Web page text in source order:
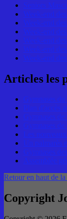
Seniors
Week-end
Week-end
Week-end
Week-end
Week-end
Week-end
Articles les
Gymnases
Plan d'accès
Gymnases
Gymnases
Les
Un palmarès
Gymnases
Assemblée
Retour en haut de la
Copyright